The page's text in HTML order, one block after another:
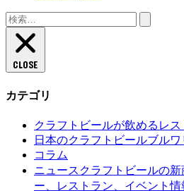
検
索:
CLOSE
カテゴリ
クラフトビールが飲めるレス
日本のクラフトビールブルワ
コラム
ニュース クラフトビールの
ー、レストラン、イベント